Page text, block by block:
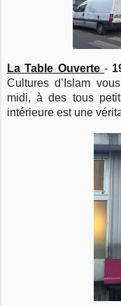
La Table Ouverte-
Cultures d’Islam
midi, à des tous
intérieure est une